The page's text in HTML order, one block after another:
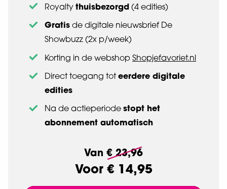
Royalty thuisbezorgd (4 edities)
Gratis de digitale nieuwsbrief De
Showbuzz (2x p/week)
Korting in de webshop Shopjefavoriet.nl
Direct toegang toteerdere digitale
edities
Na de actieperiode stopt het
abonnement automatisch
Van € 23,96
Voor € 14,95